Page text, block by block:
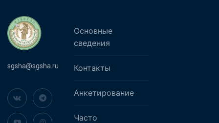
sgsha@sgsha.ru
Основные
сведения
Контакты
Анкетирование
Часто